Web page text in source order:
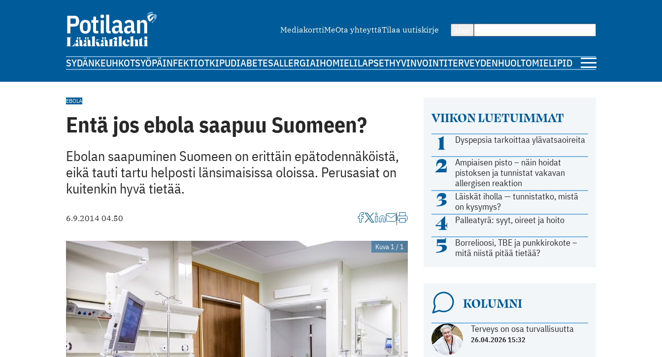
MediakorttiMeOta yhteyttäTilaa uutiskirje
SYDÄNKEUHKOTSYÖPÄINFEKTIOTKIPUDIABETESALLERGIAIHOMIELILAPSETHYVINVOINTITERVEYDENHUOLTOMIELIPIDE
VIIKON LUETUIMMAT
1 Dyspepsia tarkoittaa ylävatsaoireita
2
Ampiaisen pisto – näin hoidat
pistoksen ja tunnistat vakavan
allergisen reaktion
3
Läiskät iholla — tunnistatko, mistä
on kysymys?
4 Palleatyrä: syyt, oireet ja hoito
5
Borrelioosi, TBE ja punkkirokote –
mitä niistä pitää tietää?
KOLUMNI
Terveys on osa turvallisuutta
26.04.2026 15:32
EBOLA
Entä jos ebola saapuu Suomeen?
Ebolan saapuminen Suomeen on erittäin epätodennäköistä,
eikä tauti tartu helposti länsimaisissa oloissa. Perusasiat on
kuitenkin hyvä tietää.
6.9.2014 04.50
Kuva 1 / 1